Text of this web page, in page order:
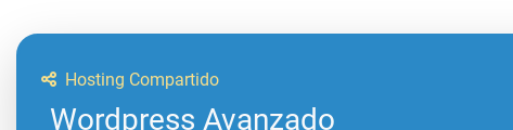
Hosting Compartido
Wordpress Avanzado